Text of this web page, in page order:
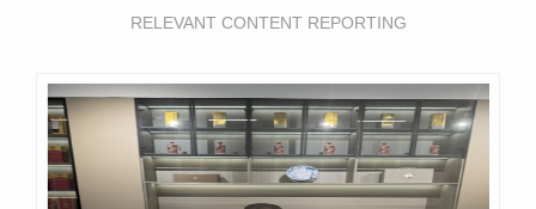
RELEVANT CONTENT REPORTING